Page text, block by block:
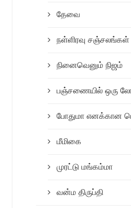
தேவை
நள்ளிரவு சஞ்சலங்கள்
நினைவெனும் நிஜம்
பஞ்சணையில் ஒரு
போதுமா எனக்கான
மீமிகை
முரட்டு மங்கம்மா
வன்ம திருப்தி